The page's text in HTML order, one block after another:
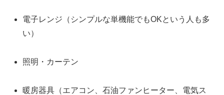
電子レンジ（シンプルな単機能でもOKという人も多
い）
照明・カーテン
暖房器具（エアコン、石油ファンヒーター、電気ス